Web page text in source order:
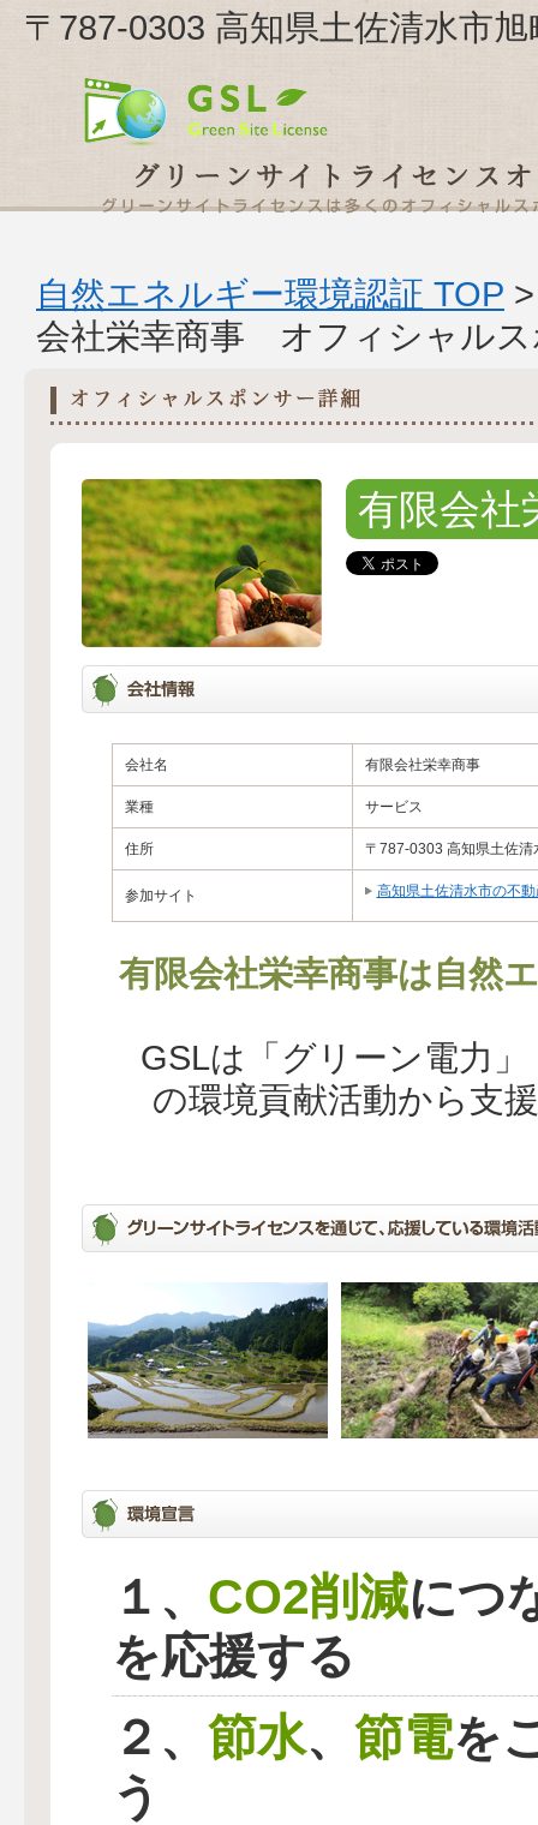
〒787-0303 高知県土佐清水市
自然エネルギー環境認証 TOP
会社栄幸商事 オフィシャルス
有限会社
会社名 有限会社栄幸商事
業種 サービス
住所 〒787-0303 高知県土佐清
参加サイト 高知県土佐清水市の不
有限会社栄幸商事は自然
GSLは「グリーン電力
の環境貢献活動から支
１、 CO2削減につ
を応援する
２、 節水、 節電を
う